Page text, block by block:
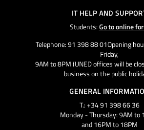
IT HELP AND
Students:Go to online
Telephone: 91 398 88 01Opening
Friday,
9AM to 8PM (UNED offices will be
business on the public
GENERAL
T.: +34 91 398 66 36
Monday - Thursday: 9AM to
and 16PM to 18PM